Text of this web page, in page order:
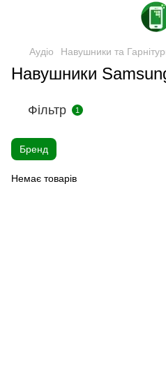
Аудіо Навушники та
Навушники
Фільтр 1
Бренд
Немає товарів